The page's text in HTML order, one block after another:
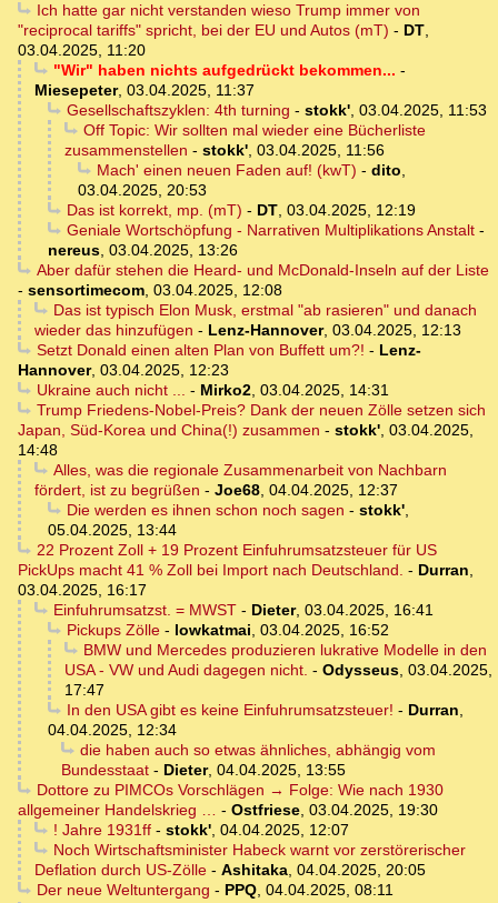
Ich hatte gar nicht verstanden wieso Trump immer von
"reciprocal tariffs" spricht, bei der EU und Autos (mT) - DT,
03.04.2025, 11:20
"Wir" haben nichts aufgedrückt bekommen... -
Miesepeter, 03.04.2025, 11:37
Gesellschaftszyklen: 4th turning - stokk', 03.04.2025, 11:53
Off Topic: Wir sollten mal wieder eine Bücherliste
zusammenstellen - stokk', 03.04.2025, 11:56
Mach' einen neuen Faden auf! (kwT) - dito,
03.04.2025, 20:53
Das ist korrekt, mp. (mT) - DT, 03.04.2025, 12:19
Geniale Wortschöpfung - Narrativen Multiplikations Anstalt-
nereus, 03.04.2025, 13:26
Aber dafür stehen die Heard- und McDonald-Inseln auf der Liste
- sensortimecom, 03.04.2025, 12:08
Das ist typisch Elon Musk, erstmal "ab rasieren" und danach
wieder das hinzufügen - Lenz-Hannover, 03.04.2025, 12:13
Setzt Donald einen alten Plan von Buffett um?! - Lenz-
Hannover, 03.04.2025, 12:23
Ukraine auch nicht ... - Mirko2, 03.04.2025, 14:31
Trump Friedens-Nobel-Preis? Dank der neuen Zölle setzen sich
Japan, Süd-Korea und China(!) zusammen - stokk', 03.04.2025,
14:48
Alles, was die regionale Zusammenarbeit von Nachbarn
fördert, ist zu begrüßen - Joe68, 04.04.2025, 12:37
Die werden es ihnen schon noch sagen - stokk',
05.04.2025, 13:44
22 Prozent Zoll + 19 Prozent Einfuhrumsatzsteuer für US
PickUps macht 41 % Zoll bei Import nach Deutschland. - Durran,
03.04.2025, 16:17
Einfuhrumsatzst. = MWST- Dieter, 03.04.2025, 16:41
Pickups Zölle- lowkatmai, 03.04.2025, 16:52
BMW und Mercedes produzieren lukrative Modelle in den
USA - VW und Audi dagegen nicht. - Odysseus, 03.04.2025,
17:47
In den USA gibt es keine Einfuhrumsatzsteuer! - Durran,
04.04.2025, 12:34
die haben auch so etwas ähnliches, abhängig vom
Bundesstaat - Dieter, 04.04.2025, 13:55
Dottore zu PIMCOs Vorschlägen → Folge: Wie nach 1930
allgemeiner Handelskrieg … - Ostfriese, 03.04.2025, 19:30
! Jahre 1931ff- stokk', 04.04.2025, 12:07
Noch Wirtschaftsminister Habeck warnt vor zerstörerischer
Deflation durch US-Zölle - Ashitaka, 04.04.2025, 20:05
Der neue Weltuntergang - PPQ, 04.04.2025, 08:11